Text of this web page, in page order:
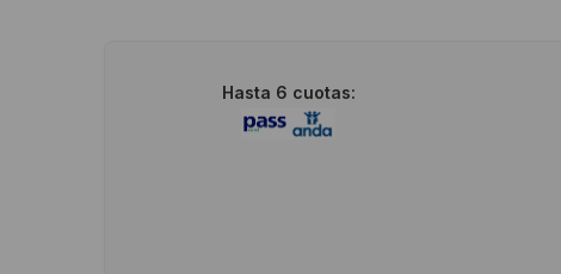
Hasta 6 cuotas: